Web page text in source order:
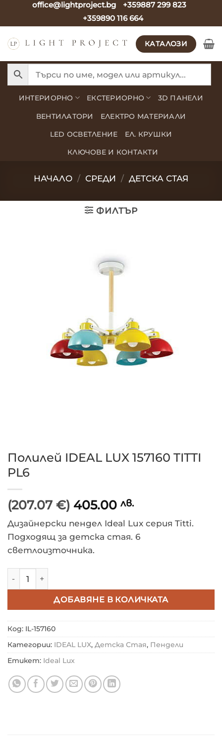
office@lightproject.bg
+359887 299 823
+359890 116 664
КАТАЛОЗИ
ИНТЕРИОРНО ЕКСТЕРИОРНО 3D ПАНЕЛИ
ВЕНТИЛАТОРИ ЕЛЕКТРО МАТЕРИАЛИ
LED ОСВЕТЛЕНИЕ ЕЛ. КРУШКИ
КЛЮЧОВЕ И КОНТАКТИ
НАЧАЛО / СРЕДИ / ДЕТСКА СТАЯ
ФИЛТЪР
Полилей IDEAL LUX 157160 TITTI
PL6
(207.07 €) 405.00 лв.
Дизайнерски пендел Ideal Lux серия Titti.
Подходящ за детска стая. 6
светлоизточника.
ДОБАВЯНЕ В КОЛИЧКАТА
Код: IL-157160
Категории: IDEAL LUX, Детска Стая, Пендели
Етикет: Ideal Lux